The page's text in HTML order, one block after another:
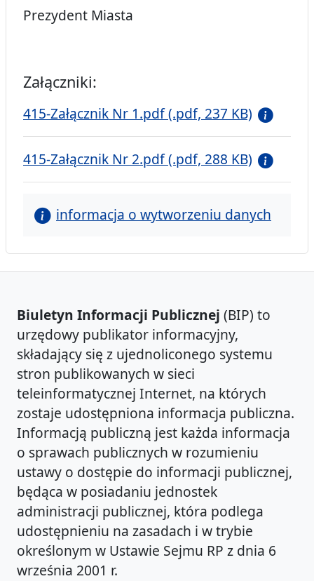
Prezydent Miasta
Załączniki:
415-Załącznik Nr 1.pdf (.pdf, 237 KB)
415-Załącznik Nr 2.pdf (.pdf, 288 KB)
informacja o wytworzeniu danych
Biuletyn Informacji Publicznej (BIP) to
urzędowy publikator informacyjny,
składający się z ujednoliconego systemu
stron publikowanych w sieci
teleinformatycznej Internet, na których
zostaje udostępniona informacja publiczna.
Informacją publiczną jest każda informacja
o sprawach publicznych w rozumieniu
ustawy o dostępie do informacji publicznej,
będąca w posiadaniu jednostek
administracji publicznej, która podlega
udostępnieniu na zasadach i w trybie
określonym w Ustawie Sejmu RP z dnia 6
września 2001 r.